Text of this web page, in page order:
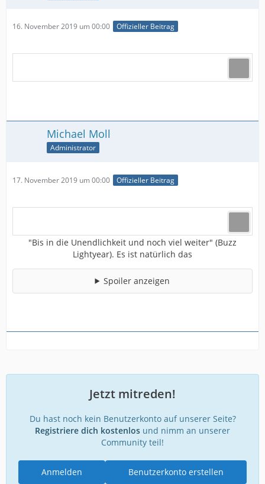
16. November 2019 um 00:00 Offizieller Beitrag
Michael Moll
Administrator
17. November 2019 um 00:00 Offizieller Beitrag
"Bis in die Unendlichkeit und noch viel weiter" (Buzz
Lightyear). Es ist natürlich das
Spoiler anzeigen
Jetzt mitreden!
Du hast noch kein Benutzerkonto auf unserer Seite?
Registriere dich kostenlos und nimm an unserer
Community teil!
Benutzerkonto erstellen
Anmelden